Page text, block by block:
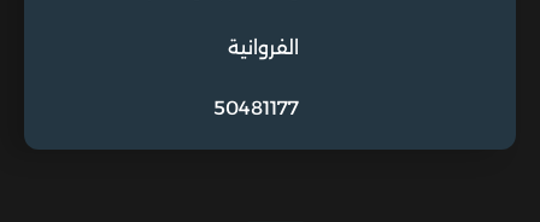
الفروانية
50481177